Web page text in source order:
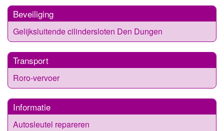
Beveiliging
Gelijksluitende cilindersloten Den Dungen
Transport
Roro-vervoer
Informatie
Autosleutel repareren